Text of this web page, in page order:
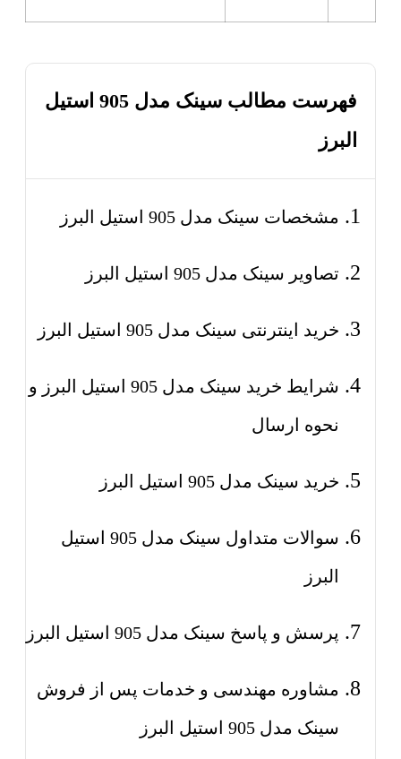
فهرست مطالب سینک مدل 905 استیل
البرز
مشخصات سینک مدل 905 استیل البرز
تصاویر سینک مدل 905 استیل البرز
خرید اینترنتی سینک مدل 905 استیل البرز
شرایط خرید سینک مدل 905 استیل البرز و
نحوه ارسال
خرید سینک مدل 905 استیل البرز
سوالات متداول سینک مدل 905 استیل
البرز
پرسش و پاسخ سینک مدل 905 استیل البرز
مشاوره مهندسی و خدمات پس از فروش
سینک مدل 905 استیل البرز